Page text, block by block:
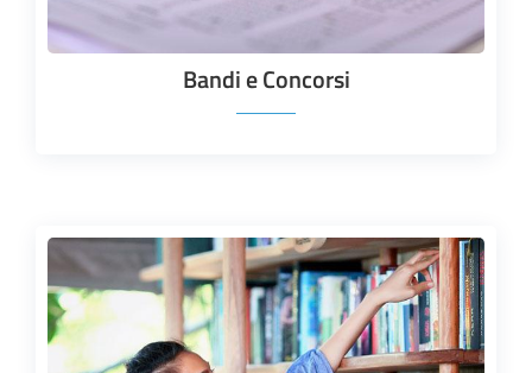
Bandi e Concorsi